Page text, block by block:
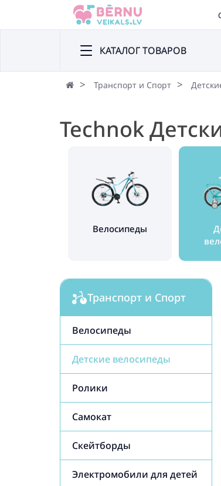
КАТАЛОГ ТОВАРОВ
Транспорт и Спорт
Technok
Велосипеды
Транспорт и Спорт
Велосипеды
Детские велосипеды
Ролики
Самокат
Cкейтборды
Электромобили для детей